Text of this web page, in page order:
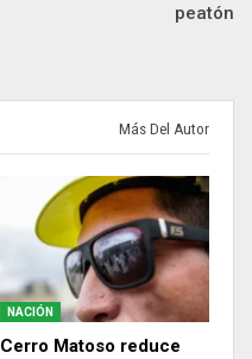
peatón
Más Del Autor
NACIÓN
Cerro Matoso reduce